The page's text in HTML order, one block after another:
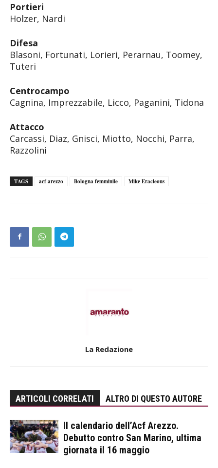
Portieri
Holzer, Nardi
Difesa
Blasoni, Fortunati, Lorieri, Perarnau, Toomey,
Tuteri
Centrocampo
Cagnina, Imprezzabile, Licco, Paganini, Tidona
Attacco
Carcassi, Diaz, Gnisci, Miotto, Nocchi, Parra,
Razzolini
TAGS acf arezzo Bologna femminile Mike Eracleous
La Redazione
ARTICOLI CORRELATI ALTRO DI QUESTO AUTORE
Il calendario dell’Acf Arezzo.
Debutto contro San Marino, ultima
giornata il 16 maggio